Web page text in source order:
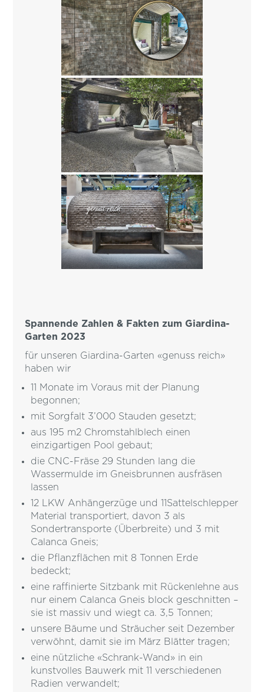
Spannende Zahlen & Fakten zum Giardina-
Garten 2023
für unseren Giardina-Garten «genuss reich»
haben wir
11 Monate im Voraus mit der Planung
begonnen;
mit Sorgfalt 3’000 Stauden gesetzt;
aus 195 m2 Chromstahlblech einen
einzigartigen Pool gebaut;
die CNC-Fräse 29 Stunden lang die
Wassermulde im Gneisbrunnen ausfräsen
lassen
12 LKW Anhängerzüge und 11Sattel­schlepper
Material transportiert, davon 3 als
Sondertransporte (Überbreite) und 3 mit
Calanca Gneis;
die Pflanzflächen mit 8 Tonnen Erde
bedeckt;
eine raffinierte Sitzbank mit Rücken­lehne aus
nur einem Calanca Gneis­ block geschnitten –
sie ist massiv und wiegt ca. 3,5 Tonnen;
unsere Bäume und Sträucher seit Dezember
verwöhnt, damit sie im März Blätter tragen;
eine nützliche «Schrank-Wand» in ein
kunstvolles Bauwerk mit 11 verschiedenen
Radien verwandelt;